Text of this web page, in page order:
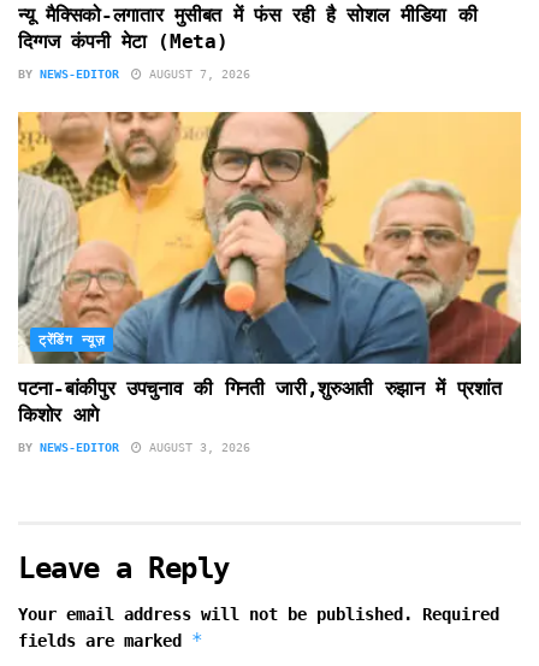
न्यू मैक्सिको-लगातार मुसीबत में फंस रही है सोशल मीडिया की
दिग्गज कंपनी मेटा (Meta)
BY NEWS-EDITOR AUGUST 7, 2026
ट्रेंडिंग न्यूज़
पटना-बांकीपुर उपचुनाव की गिनती जारी,शुरुआती रुझान में प्रशांत
किशोर आगे
BY NEWS-EDITOR AUGUST 3, 2026
Leave a Reply
Your email address will not be published.
Required
fields are marked *